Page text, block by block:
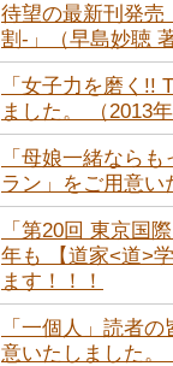
待望の最新刊発売
割-」（早島妙聴
「女子力を磨く!!
ました。 （2013
「母娘一緒なら
ラン」をご用意い
「第20回 東京国
年も 【道家<道>
ます！！！
「一個人」読者
意いたしました。